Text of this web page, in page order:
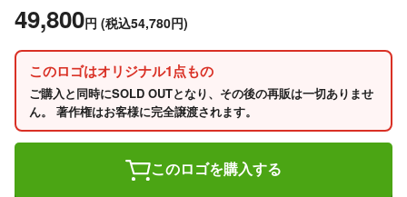
49,800円 (税込54,780円)
このロゴはオリジナル1点もの
ご購入と同時にSOLD OUTとなり、その後の再販は一切ありませ
ん。 著作権はお客様に完全譲渡されます。
このロゴを購入する